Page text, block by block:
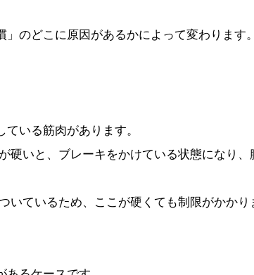
のどこに原因があるかによって変わります
いる筋肉があります。
硬いと、ブレーキをかけている状態になり
ているため、ここが硬くても制限がかかり